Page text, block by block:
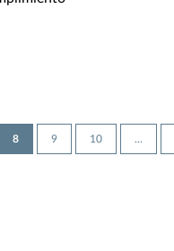
8 9 10
...